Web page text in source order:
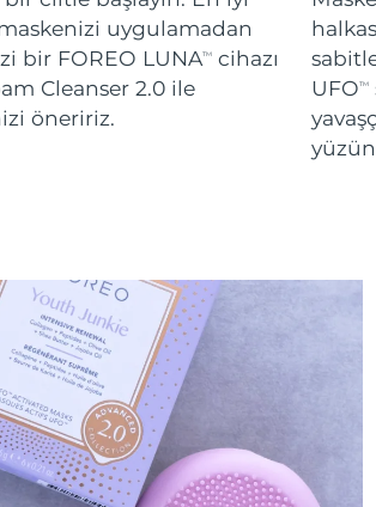
uygulamadan
bir FOREO LUNATM
cihazı
Cleanser 2.0 ile
öneririz.
UFOTM